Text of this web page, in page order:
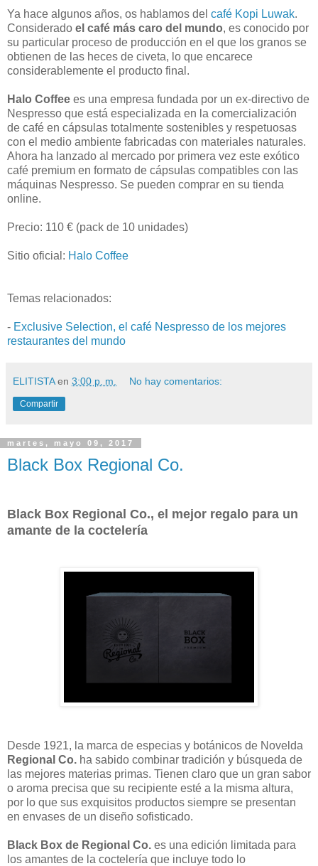
Ya hace algunos años, os hablamos del café Kopi Luwak.
Considerado el café más caro del mundo, es conocido por
su particular proceso de producción en el que los granos se
obtienen de las heces de civeta, lo que encarece
considerablemente el producto final.
Halo Coffee es una empresa fundada por un ex-directivo de
Nespresso que está especializada en la comercialización
de café en cápsulas totalmente sostenibles y respetuosas
con el medio ambiente fabricadas con materiales naturales.
Ahora ha lanzado al mercado por primera vez este exótico
café premium en formato de cápsulas compatibles con las
máquinas Nespresso. Se pueden comprar en su tienda
online.
Precio: 110 € (pack de 10 unidades)
Sitio oficial: Halo Coffee
Temas relacionados:
- Exclusive Selection, el café Nespresso de los mejores
restaurantes del mundo
ELITISTA en 3:00 p. m. No hay comentarios:
Compartir
martes, mayo 09, 2017
Black Box Regional Co.
Black Box Regional Co., el mejor regalo para un
amante de la coctelería
Desde 1921, la marca de especias y botánicos de Novelda
Regional Co. ha sabido combinar tradición y búsqueda de
las mejores materias primas. Tienen claro que un gran sabor
o aroma precisa que su recipiente esté a la misma altura,
por lo que sus exquisitos productos siempre se presentan
en envases de un diseño sofisticado.
Black Box de Regional Co. es una edición limitada para
los amantes de la coctelería que incluye todo lo